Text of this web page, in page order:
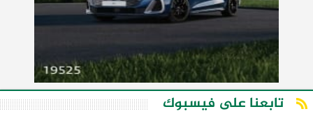
تابعنا على فيسبوك